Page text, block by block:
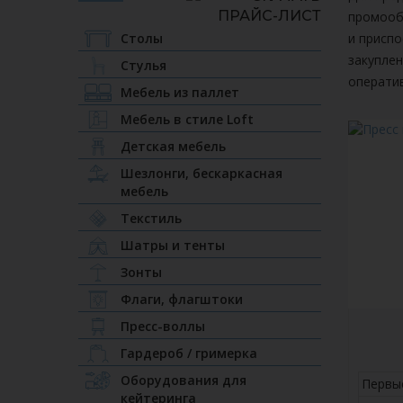
Столы
Стулья
Мебель из паллет
Мебель в стиле Loft
Детская мебель
Шезлонги, бескаркасная
мебель
Текстиль
Шатры и тенты
Зонты
Флаги, флагштоки
Пресс-воллы
Гардероб / гримерка
Оборудования для
кейтеринга
и